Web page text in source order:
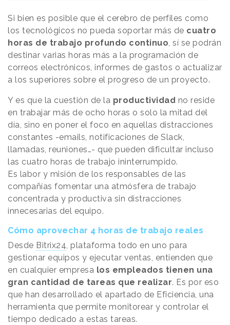
Si bien es posible que el cerebro de perfiles como
los tecnológicos no pueda soportar más de cuatro
horas de trabajo profundo continuo, sí se podrán
destinar varias horas más a la programación de
correos electrónicos, informes de gastos o actualizar
a los superiores sobre el progreso de un proyecto.
Y es que la cuestión de la productividad no reside
en trabajar más de ocho horas o solo la mitad del
día, sino en poner el foco en aquellas distracciones
constantes -emails, notificaciones de Slack,
llamadas, reuniones…- que pueden dificultar incluso
las cuatro horas de trabajo ininterrumpido.
Es labor y misión de los responsables de las
compañías fomentar una atmósfera de trabajo
concentrada y productiva sin distracciones
innecesarias del equipo.
Cómo aprovechar 4 horas de trabajo reales
Desde Bitrix24, plataforma todo en uno para
gestionar equipos y ejecutar ventas, entienden que
en cualquier empresa los empleados tienen una
gran cantidad de tareas que realizar. Es por eso
que han desarrollado el apartado de Eficiencia, una
herramienta que permite monitorear y controlar el
tiempo dedicado a estas tareas.